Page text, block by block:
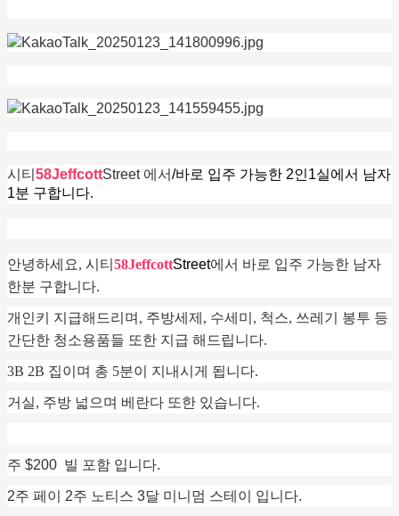
시티 58JeffcottStreet 에서/바로 입주 가능한 2인1실에서 남자
1분 구합니다.
안녕하세요, 시티 58JeffcottStreet에서 바로 입주 가능한 남자
한분 구합니다.
개인키 지급해드리며, 주방세제, 수세미, 척스, 쓰레기 봉투 등
간단한 청소용품들 또한 지급 해드립니다.
3B 2B 집이며 총 5분이 지내시게 됩니다.
거실, 주방 넓으며 베란다 또한 있습니다.
주 $200 빌 포함 입니다.
2주 페이 2주 노티스 3달 미니멈 스테이 입니다.